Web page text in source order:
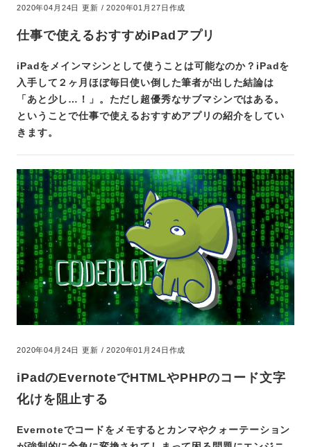
2020年04月24日 更新 / 2020年01月27日作成
仕事で使えるおすすめiPadアプリ
iPadをメインマシンとして使うことは可能なのか？iPadを
入手して２ヶ月ほぼ毎日使い倒した筆者が出した結論は
「あと少し…！」。ただし超優秀なサブマシンではある。
ということで仕事で使えるおすすめアプリの紹介をしてい
きます。
2020年04月24日 更新 / 2020年01月24日作成
iPadのEvernoteでHTMLやPHPのコード文字
化けを阻止する
Evernoteでコードをメモするとカンマやクォーテーション